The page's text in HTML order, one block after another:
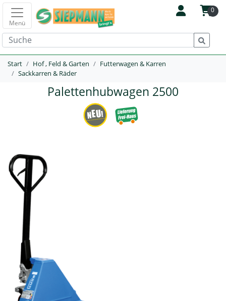
0
Menü
Start Hof , Feld & Garten
Futterwagen & Karren
Sackkarren & Räder
Palettenhubwagen 2500